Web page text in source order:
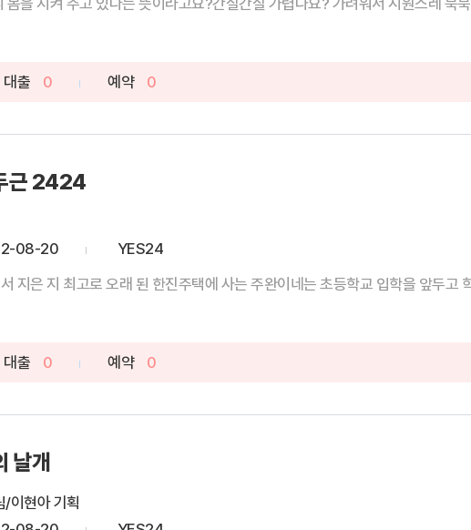
몸을 지켜 주고 있다는 뜻이라고요?간질간질 가렵나요? 가려워서 시원스레 북
대출 0 예약 0
근 2424
08-20
YES24
지은 지 최고로 오래 된 한진주택에 사는 주완이네는 초등학교 입학을 앞두고
대출 0 예약 0
날개
/이현아 기획